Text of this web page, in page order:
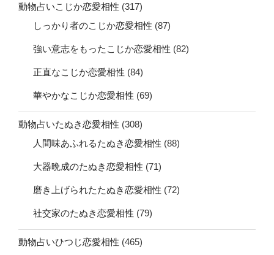
動物占いこじか恋愛相性 (317)
しっかり者のこじか恋愛相性 (87)
強い意志をもったこじか恋愛相性 (82)
正直なこじか恋愛相性 (84)
華やかなこじか恋愛相性 (69)
動物占いたぬき恋愛相性 (308)
人間味あふれるたぬき恋愛相性 (88)
大器晩成のたぬき恋愛相性 (71)
磨き上げられたたぬき恋愛相性 (72)
社交家のたぬき恋愛相性 (79)
動物占いひつじ恋愛相性 (465)